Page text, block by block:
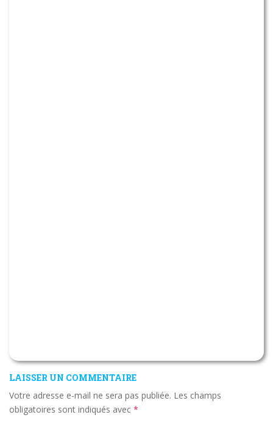
LAISSER UN COMMENTAIRE
Votre adresse e-mail ne sera pas publiée. Les champs
obligatoires sont indiqués avec *